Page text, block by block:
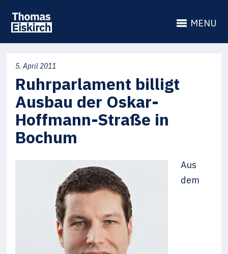
MENU
5. April 2011
Ruhrparlament billigt
Ausbau der Oskar-
Hoffmann-Straße in
Bochum
Aus
dem